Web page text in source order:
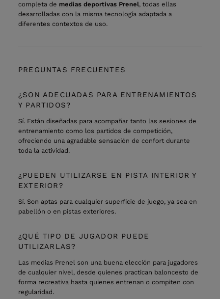
completa de medias deportivas Prenel, todas ellas
desarrolladas con la misma tecnología adaptada a
diferentes contextos de uso.
PREGUNTAS FRECUENTES
¿SON ADECUADAS PARA ENTRENAMIENTOS
Y PARTIDOS?
Sí. Están diseñadas para acompañar tanto las sesiones de
entrenamiento como los partidos de competición,
ofreciendo una agradable sensación de confort durante
toda la actividad.
¿PUEDEN UTILIZARSE EN PISTA INTERIOR Y
EXTERIOR?
Sí. Son aptas para cualquier superficie de juego, ya sea en
pabellón o en pistas exteriores.
¿QUÉ TIPO DE JUGADOR PUEDE
UTILIZARLAS?
Las medias Prenel son una buena elección para jugadores
de cualquier nivel, desde quienes practican baloncesto de
forma recreativa hasta quienes entrenan o compiten con
regularidad.